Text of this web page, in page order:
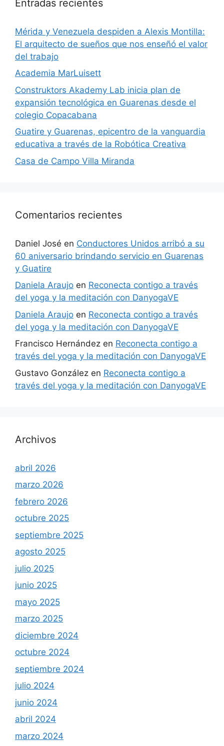
Entradas recientes
​Mérida y Venezuela despiden a Alexis Montilla:
El arquitecto de sueños que nos enseñó el valor
del trabajo
Academia MarLuisett
Construktors Akademy Lab inicia plan de
expansión tecnológica en Guarenas desde el
colegio Copacabana
Guatire y Guarenas, epicentro de la vanguardia
educativa a través de la Robótica Creativa
Casa de Campo Villa Miranda
Comentarios recientes
Daniel José en Conductores Unidos arribó a su
60 aniversario brindando servicio en Guarenas
y Guatire
Daniela Araujo en Reconecta contigo a través
del yoga y la meditación con DanyogaVE
Daniela Araujo en Reconecta contigo a través
del yoga y la meditación con DanyogaVE
Francisco Hernández en Reconecta contigo a
través del yoga y la meditación con DanyogaVE
Gustavo González en Reconecta contigo a
través del yoga y la meditación con DanyogaVE
Archivos
abril 2026
marzo 2026
febrero 2026
octubre 2025
septiembre 2025
agosto 2025
julio 2025
junio 2025
mayo 2025
marzo 2025
diciembre 2024
octubre 2024
septiembre 2024
julio 2024
junio 2024
abril 2024
marzo 2024